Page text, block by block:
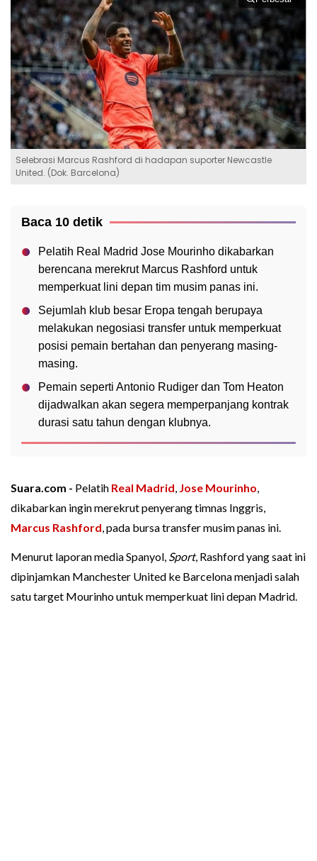
Selebrasi Marcus Rashford di hadapan suporter Newcastle
United. (Dok. Barcelona)
Baca 10 detik
Pelatih Real Madrid Jose Mourinho dikabarkan
berencana merekrut Marcus Rashford untuk
memperkuat lini depan tim musim panas ini.
Sejumlah klub besar Eropa tengah berupaya
melakukan negosiasi transfer untuk memperkuat
posisi pemain bertahan dan penyerang masing-
masing.
Pemain seperti Antonio Rudiger dan Tom Heaton
dijadwalkan akan segera memperpanjang kontrak
durasi satu tahun dengan klubnya.
Suara.com - Pelatih Real Madrid, Jose Mourinho,
dikabarkan ingin merekrut penyerang timnas Inggris,
Marcus Rashford, pada bursa transfer musim panas ini.
Menurut laporan media Spanyol, Sport, Rashford yang saat ini
dipinjamkan Manchester United ke Barcelona menjadi salah
satu target Mourinho untuk memperkuat lini depan Madrid.